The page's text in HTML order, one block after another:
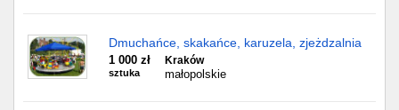
Dmuchańce, skakańce, karuzela, zjeżdzalnia
1 000 zł
sztuka
Kraków
małopolskie